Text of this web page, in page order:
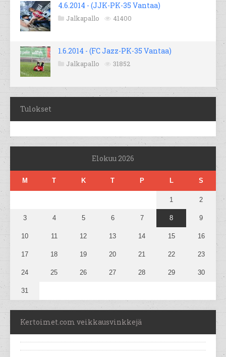
4.6.2014 - (JJK-PK-35 Vantaa)
Jalkapallo 41400
1.6.2014 - (FC Jazz-PK-35 Vantaa)
Jalkapallo 31852
Tulokset
Elokuu 2026
M T K T P L S
1 2
3 4 5 6 7 8 9
10 11 12 13 14 15 16
17 18 19 20 21 22 23
24 25 26 27 28 29 30
31
Kertoimet.com veikkausvinkkejä